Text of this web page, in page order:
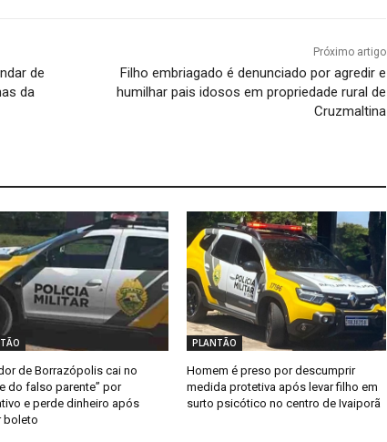
de
da
Próximo artigo
Filho embriagado é denunciado por agredir e
humilhar pais idosos em propriedade rural de
Cruzmaltina
de Borrazópolis cai no
do falso parente” por
e perde dinheiro após
boleto
PLANTÃO
Homem é preso por descumprir
medida protetiva após levar filho em
surto psicótico no centro de Ivaiporã